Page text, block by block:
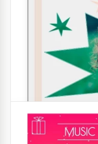
Flyer del